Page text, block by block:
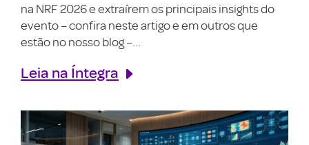
na NRF 2026 e extraírem os principais insights do
evento – confira neste artigo e em outros que
estão no nosso blog –...
Leia na Íntegra